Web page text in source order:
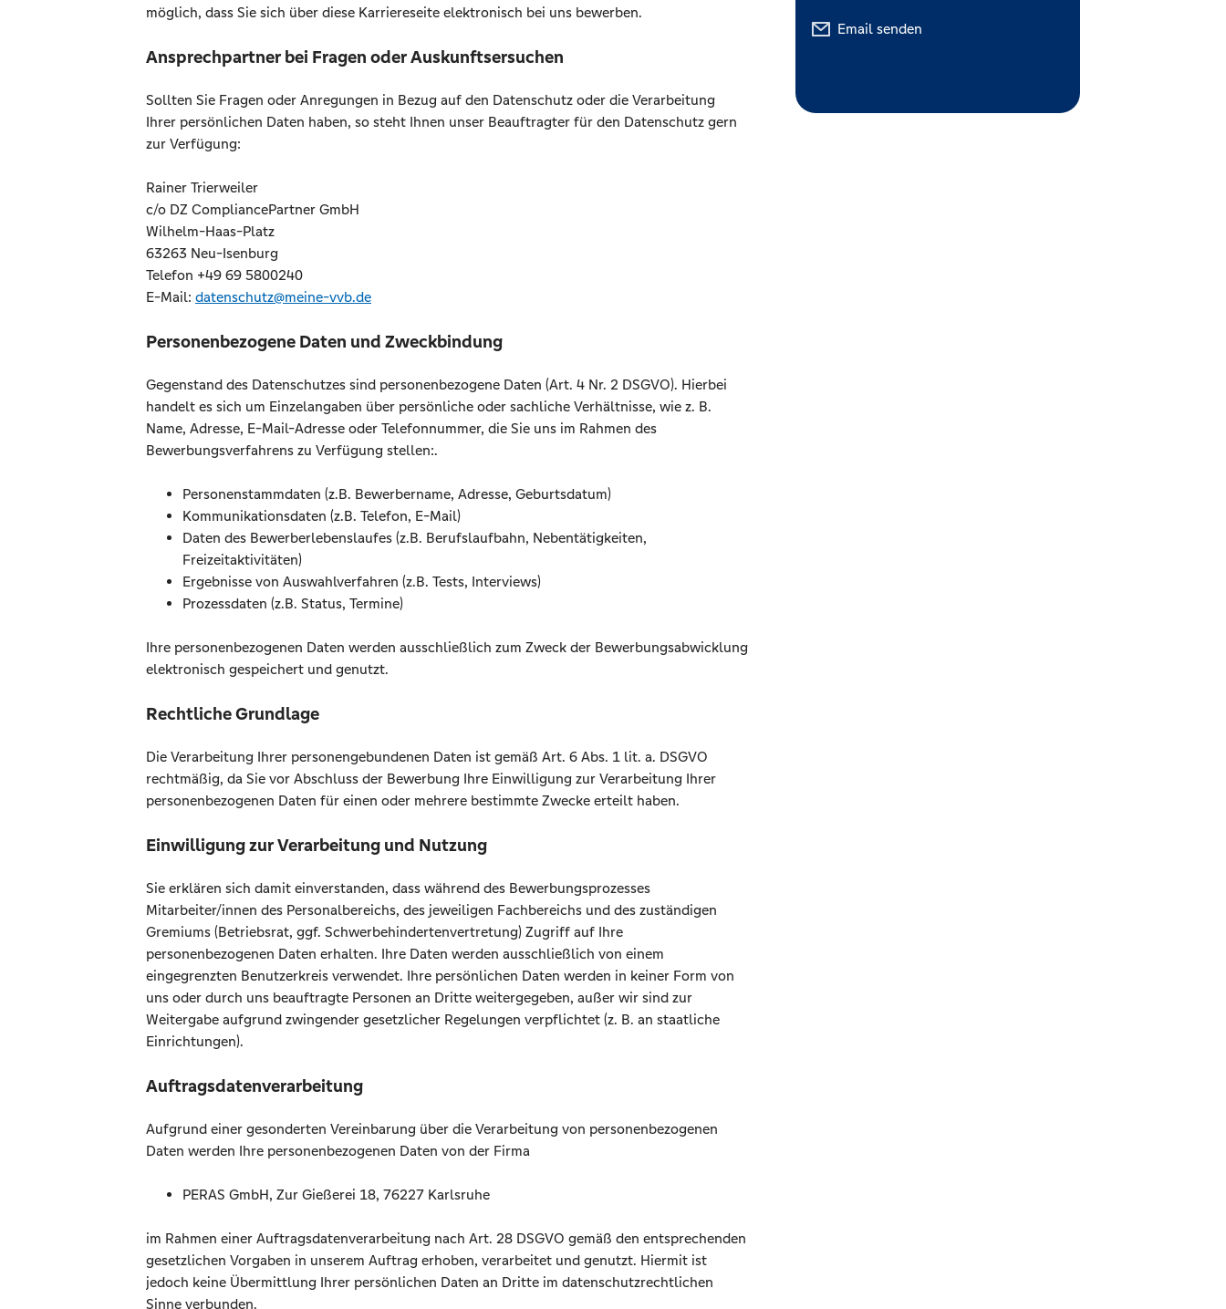
Email senden
möglich, dass Sie sich über diese Karriereseite elektronisch bei uns bewerben.
Ansprechpartner bei Fragen oder Auskunftsersuchen
Sollten Sie Fragen oder Anregungen in Bezug auf den Datenschutz oder die Verarbeitung
Ihrer persönlichen Daten haben, so steht Ihnen unser Beauftragter für den Datenschutz gern
zur Verfügung:
Rainer Trierweiler
c/o DZ CompliancePartner GmbH
Wilhelm-Haas-Platz
63263 Neu-Isenburg
Telefon +49 69 5800240
E-Mail: datenschutz@meine-vvb.de
Personenbezogene Daten und Zweckbindung
Gegenstand des Datenschutzes sind personenbezogene Daten (Art. 4 Nr. 2 DSGVO). Hierbei
handelt es sich um Einzelangaben über persönliche oder sachliche Verhältnisse, wie z. B.
Name, Adresse, E-Mail-Adresse oder Telefonnummer, die Sie uns im Rahmen des
Bewerbungsverfahrens zu Verfügung stellen:.
Personenstammdaten (z.B. Bewerbername, Adresse, Geburtsdatum)
Kommunikationsdaten (z.B. Telefon, E-Mail)
Daten des Bewerberlebenslaufes (z.B. Berufslaufbahn, Nebentätigkeiten,
Freizeitaktivitäten)
Ergebnisse von Auswahlverfahren (z.B. Tests, Interviews)
Prozessdaten (z.B. Status, Termine)
Ihre personenbezogenen Daten werden ausschließlich zum Zweck der Bewerbungsabwicklung
elektronisch gespeichert und genutzt.
Rechtliche Grundlage
Die Verarbeitung Ihrer personengebundenen Daten ist gemäß Art. 6 Abs. 1 lit. a. DSGVO
rechtmäßig, da Sie vor Abschluss der Bewerbung Ihre Einwilligung zur Verarbeitung Ihrer
personenbezogenen Daten für einen oder mehrere bestimmte Zwecke erteilt haben.
Einwilligung zur Verarbeitung und Nutzung
Sie erklären sich damit einverstanden, dass während des Bewerbungsprozesses
Mitarbeiter/innen des Personalbereichs, des jeweiligen Fachbereichs und des zuständigen
Gremiums (Betriebsrat, ggf. Schwerbehindertenvertretung) Zugriff auf Ihre
personenbezogenen Daten erhalten. Ihre Daten werden ausschließlich von einem
eingegrenzten Benutzerkreis verwendet. Ihre persönlichen Daten werden in keiner Form von
uns oder durch uns beauftragte Personen an Dritte weitergegeben, außer wir sind zur
Weitergabe aufgrund zwingender gesetzlicher Regelungen verpflichtet (z. B. an staatliche
Einrichtungen).
Auftragsdatenverarbeitung
Aufgrund einer gesonderten Vereinbarung über die Verarbeitung von personenbezogenen
Daten werden Ihre personenbezogenen Daten von der Firma
PERAS GmbH, Zur Gießerei 18, 76227 Karlsruhe
im Rahmen einer Auftragsdatenverarbeitung nach Art. 28 DSGVO gemäß den entsprechenden
gesetzlichen Vorgaben in unserem Auftrag erhoben, verarbeitet und genutzt. Hiermit ist
jedoch keine Übermittlung Ihrer persönlichen Daten an Dritte im datenschutzrechtlichen
Sinne verbunden.